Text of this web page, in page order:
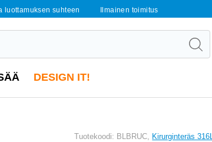
luottamuksen suhteen Ilmainen toimitus
DESIGN IT!
Tuotekoodi: BLBRUC, Kirurginteräs